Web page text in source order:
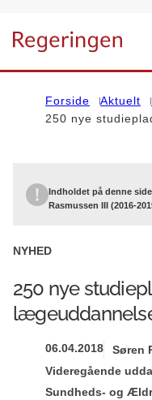
Gå til forsiden
Forside Aktuelt
250 nye
Indholdet på denne
Rasmussen III (2016-
NYHED
250 nye
06.04.2018 Søren
Videregående
Sundheds- og